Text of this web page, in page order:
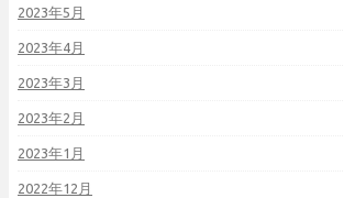
2023年5月
2023年4月
2023年3月
2023年2月
2023年1月
2022年12月